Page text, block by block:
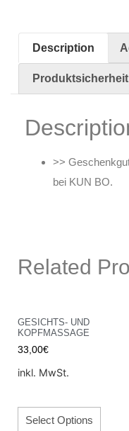
Description
Produktsicherheit
>>
bei KUN BO.
Related
GESICHTS- UND
KOPFMASSAGE
33,00€
inkl. MwSt.
Select Options